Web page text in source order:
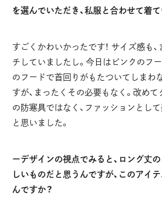
を選んでいただき、私服と合わせて着て
すごくかわいかったです！ サイズ感も
チしていましたし。今日はピンクのフ
のフードで首回りがもたついてしまわ
すが、まったくその必要もなく。改めて
の防寒具ではなく、ファッションとし
と思いました。
ーデザインの視点でみると、ロング丈
しいものだと思うんですが、このアイ
んですか？